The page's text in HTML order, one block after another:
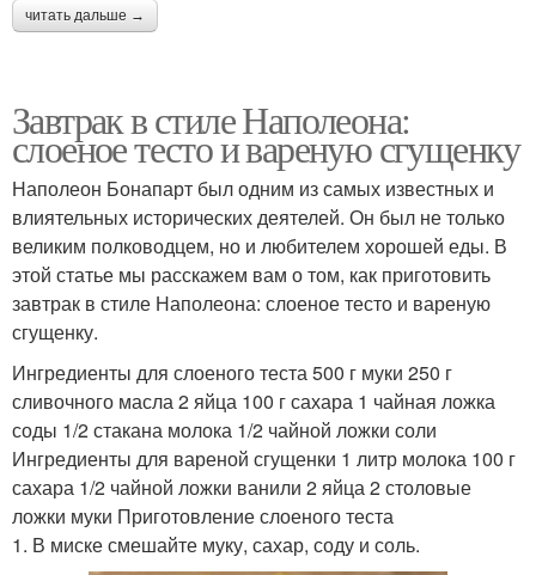
читать дальше →
Завтрак в стиле Наполеона:
слоеное тесто и вареную сгущенку
Наполеон Бонапарт был одним из самых известных и
влиятельных исторических деятелей. Он был не только
великим полководцем, но и любителем хорошей еды. В
этой статье мы расскажем вам о том, как приготовить
завтрак в стиле Наполеона: слоеное тесто и вареную
сгущенку.
Ингредиенты для слоеного теста 500 г муки 250 г
сливочного масла 2 яйца 100 г сахара 1 чайная ложка
соды 1/2 стакана молока 1/2 чайной ложки соли
Ингредиенты для вареной сгущенки 1 литр молока 100 г
сахара 1/2 чайной ложки ванили 2 яйца 2 столовые
ложки муки Приготовление слоеного теста
1. В миске смешайте муку, сахар, соду и соль.